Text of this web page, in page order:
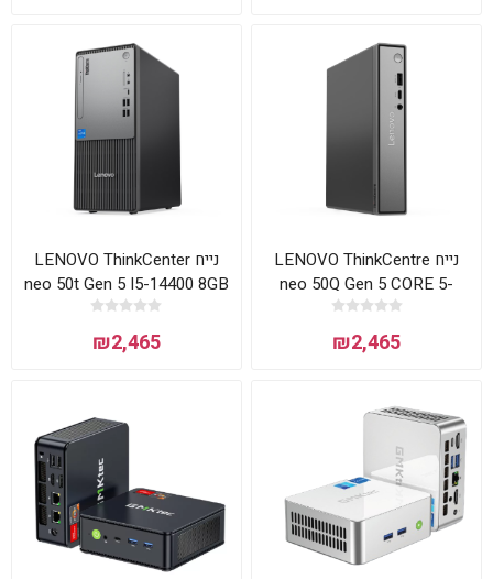
נייח LENOVO ThinkCentre
neo 50Q Gen 5 CORE 5-
210H 8GB 256NVME DOS
₪2,465
נייח LENOVO ThinkCenter
neo 50t Gen 5 I5-14400 8GB
512NVME DOS
₪2,465